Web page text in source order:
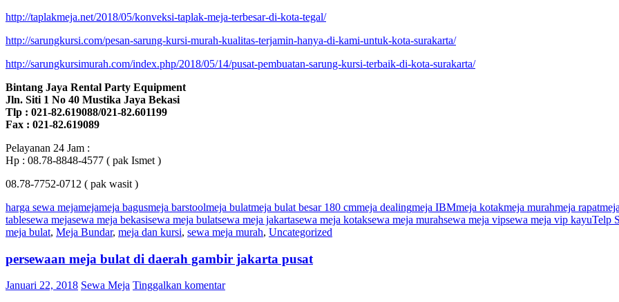
http://taplakmeja.net/2018/05/konveksi-taplak-meja-terbesar-di-kota-tegal/
http://sarungkursi.com/pesan-sarung-kursi-murah-kualitas-terjamin-hanya-di-kami-untuk-kota-surakarta/
http://sarungkursimurah.com/index.php/2018/05/14/pusat-pembuatan-sarung-kursi-terbaik-di-kota-surakarta/
Bintang Jaya Rental Party Equipment
Jln. Siti 1 No 40 Mustika Jaya Bekasi
Tlp : 021-82.619088/021-82.601199
Fax : 021-82.619089
Pelayanan 24 Jam :
Hp : 08.78-8848-4577 ( pak Ismet )
08.78-7752-0712 ( pak wasit )
harga sewa mejamejameja bagusmeja barstoolmeja bulatmeja bulat besar 180 cmmeja dealingmeja IBMmeja kotakmeja murahmeja rapat
tablesewa mejasewa meja bekasisewa meja bulatsewa meja jakartasewa meja kotaksewa meja murahsewa meja vipsewa meja vip kayuTelp
meja bulat, Meja Bundar, meja dan kursi, sewa meja murah, Uncategorized
persewaan meja bulat di daerah gambir jakarta pusat
Januari 22, 2018 Sewa Meja Tinggalkan komentar